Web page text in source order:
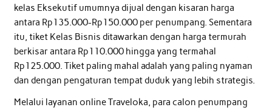
kelas Eksekutif umumnya dijual dengan kisaran harga
antara Rp135.000-Rp150.000 per penumpang. Sementara
itu, tiket Kelas Bisnis ditawarkan dengan harga termurah
berkisar antara Rp110.000 hingga yang termahal
Rp125.000. Tiket paling mahal adalah yang paling nyaman
dan dengan pengaturan tempat duduk yang lebih strategis.
Melalui layanan online Traveloka, para calon penumpang